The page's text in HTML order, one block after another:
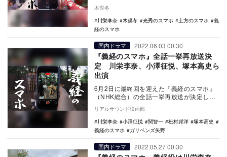
マホ』であ…
木俣冬
川栄李奈
木俣冬 光秀のスマホ 土方のスマホ
義
経のスマホ
国内ドラマ 2022.06.03 00:30
『義経のスマホ』全話一挙再放送決
定 川栄李奈、小澤征悦、塚本高史ら
出演
6月2日に最終回を迎えた『義経のスマホ』
（NHK総合）の全話一挙再放送が決定し
た。 本作は、『光秀のスマホ』、『土方
のスマホ…
リアルサウンド映画部
川栄李奈
小澤征悦 関智一 松村邦洋
塚本高史
義経のスマホ
ガリベンズ矢野
国内ドラマ 2022.05.27 00:30